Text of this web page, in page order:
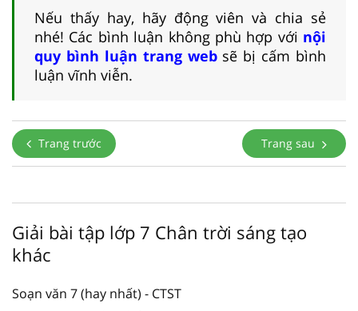
Nếu thấy hay, hãy động viên và chia sẻ
nhé! Các bình luận không phù hợp với nội
quy bình luận trang websẽ bị cấm bình
luận vĩnh viễn.
Trang trước Trang sau
Giải bài tập lớp 7 Chân trời sáng tạo
khác
Soạn văn 7 (hay nhất) - CTST